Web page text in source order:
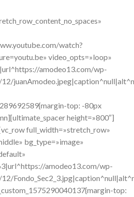
watch?
video_opts=»loop»
amodeo13.com/wp-
top: -80px
height=»800″]
full_width=»stretch_row»
bg_type=»image»
amodeo13.com/wp-
top: